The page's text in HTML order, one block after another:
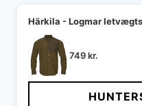
Härkila - Logmar
749kr.